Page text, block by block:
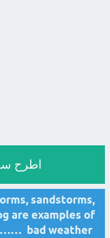
اطرح
sandstorms,
are examples of
weather